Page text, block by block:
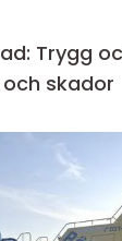
Trygg
skador